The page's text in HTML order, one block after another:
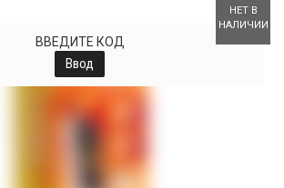
НЕТ В
НАЛИЧИИ
ВВЕДИТЕ КОД
Ввод